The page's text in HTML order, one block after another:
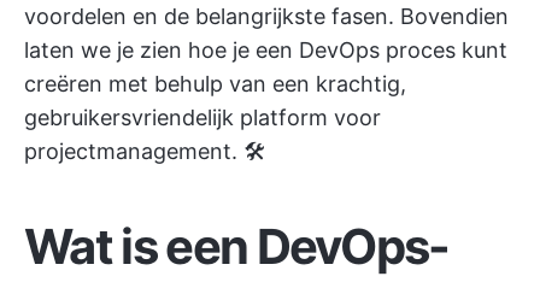
voordelen en de belangrijkste fasen. Bovendien
laten we je zien hoe je een DevOps proces kunt
creëren met behulp van een krachtig,
gebruikersvriendelijk platform voor
projectmanagement. 🛠
Wat is een DevOps-